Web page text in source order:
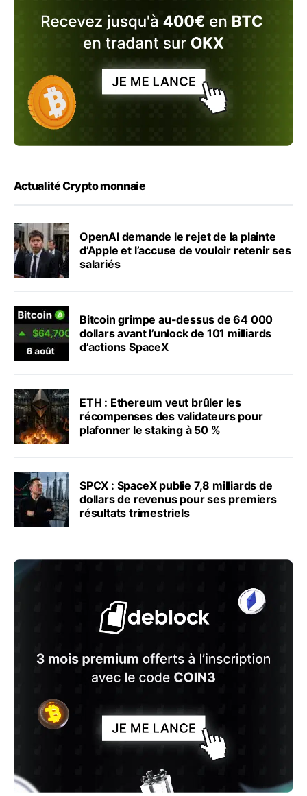
Actualité Crypto monnaie
OpenAI demande le rejet de la plainte
d’Apple et l’accuse de vouloir retenir ses
salariés
Bitcoin grimpe au-dessus de 64 000
dollars avant l’unlock de 101 milliards
d’actions SpaceX
ETH : Ethereum veut brûler les
récompenses des validateurs pour
plafonner le staking à 50 %
SPCX : SpaceX publie 7,8 milliards de
dollars de revenus pour ses premiers
résultats trimestriels